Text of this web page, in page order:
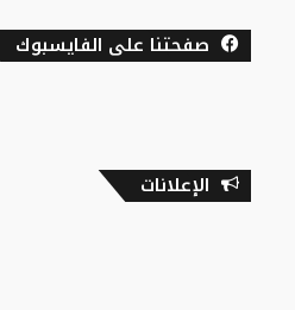
صفحتنا على الفايسبوك
الإعلانات